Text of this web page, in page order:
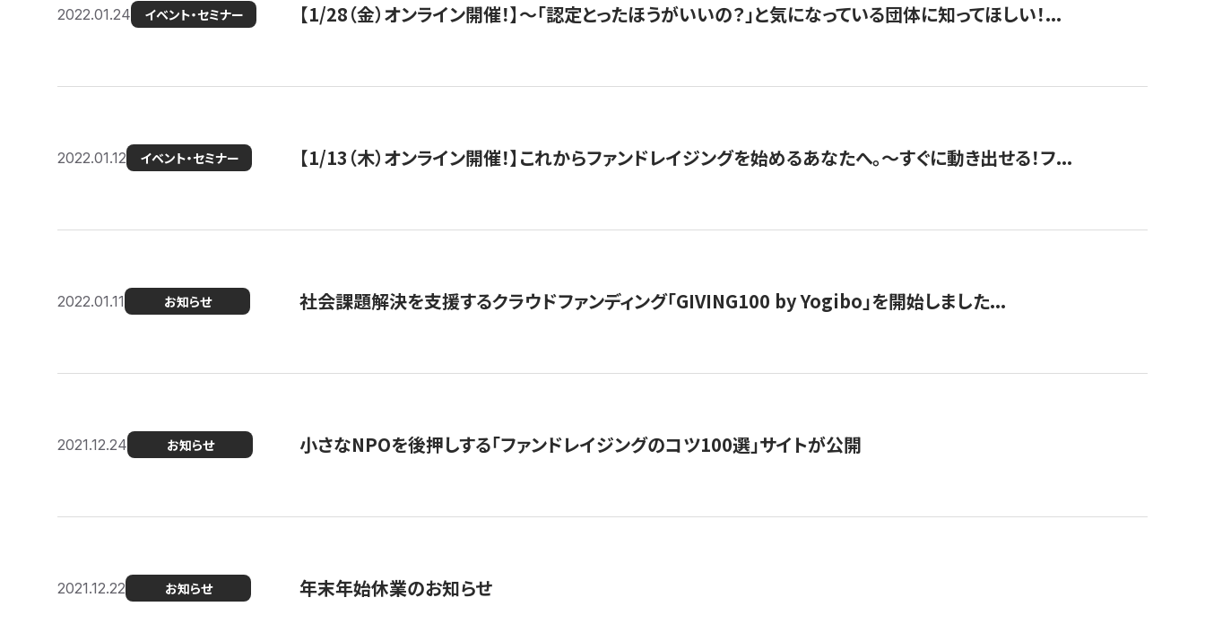
2022.01.24 イベント・セミナー 【1/28（金）オンライン開催！】〜「認定とったほうがいいの？」と気になっている団体に知ってほしい！...
2022.01.12 イベント・セミナー 【1/13（木）オンライン開催！】これからファンドレイジングを始めるあなたへ。〜すぐに動き出せる！フ...
2022.01.11 お知らせ 社会課題解決を支援するクラウドファンディング「GIVING100 by Yogibo」を開始しました...
2021.12.24 お知らせ 小さなNPOを後押しする「ファンドレイジングのコツ100選」サイトが公開
2021.12.22 お知らせ 年末年始休業のお知らせ